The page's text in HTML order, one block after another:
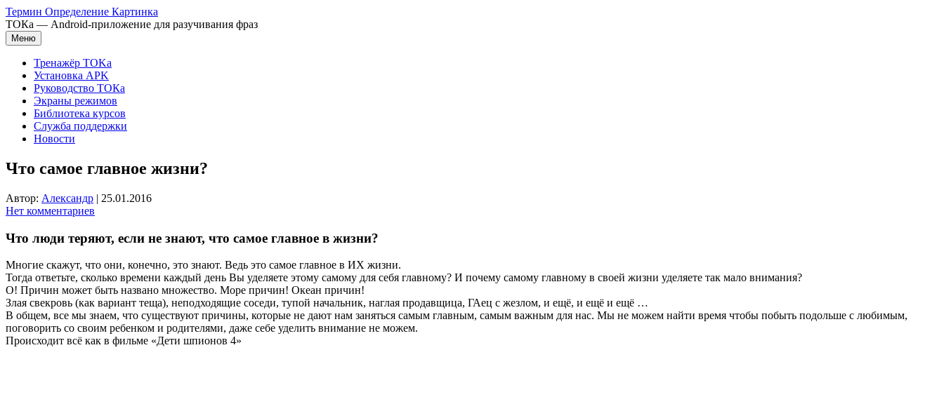
Перейти
к
содержимому
Термин Определение Картинка
ТОКа — Android-приложение для разучивания фраз
Меню
Тренажёр TOKa
Установка APK
Руководство ТОКа
Экраны режимов
Библиотека курсов
Служба поддержки
Новости
Что самое главное жизни?
Автор: Александр | 25.01.2016
Нет комментариев
Что люди теряют, если не знают, что самое главное в жизни?
Многие скажут, что они, конечно, это знают. Ведь это самое главное в ИХ жизни.
Тогда ответьте, сколько времени каждый день Вы уделяете этому самому для себя главному? И почему самому главному в своей жизни уделяете так мало внимания?
О! Причин может быть названо множество. Море причин! Океан причин!
Злая свекровь (как вариант теща), неподходящие соседи, тупой начальник, наглая продавщица, ГАец с жезлом, и ещё, и ещё и ещё …
В общем, все мы знаем, что существуют причины, которые не дают нам заняться самым главным, самым важным для нас. Мы не можем найти время чтобы побыть подольше с любимым,
поговорить со своим ребенком и родителями, даже себе уделить внимание не можем.
Происходит всё как в фильме «Дети шпионов 4»